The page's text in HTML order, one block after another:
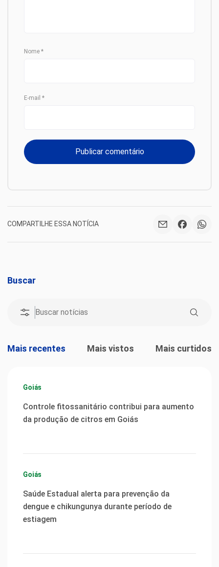
Nome *
E-mail *
COMPARTILHE ESSA NOTÍCIA
Buscar
Mais recentes Mais vistos Mais curtidos
Goiás
Controle fitossanitário contribui para aumento
da produção de citros em Goiás
Goiás
Saúde Estadual alerta para prevenção da
dengue e chikungunya durante período de
estiagem